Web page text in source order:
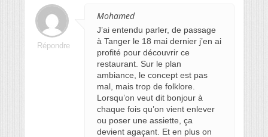
Mohamed
J’ai entendu parler, de passage
à Tanger le 18 mai dernier j’en ai
profité pour découvrir ce
restaurant. Sur le plan
ambiance, le concept est pas
mal, mais trop de folklore.
Lorsqu’on veut dit bonjour à
chaque fois qu’on vient enlever
ou poser une assiette, ça
devient agaçant. Et en plus on
Répondre